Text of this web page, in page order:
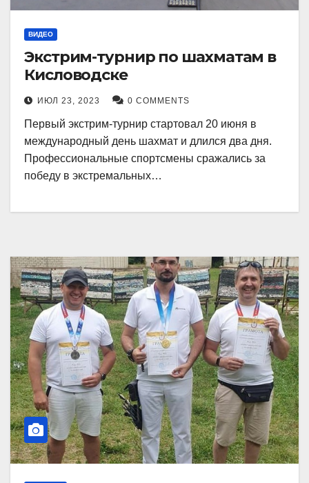
ВИДЕО
Экстрим-турнир по шахматам в
Кисловодске
ИЮЛ 23, 2023 0 COMMENTS
Первый экстрим-турнир стартовал 20 июня в
международный день шахмат и длился два дня.
Профессиональные спортсмены сражались за
победу в экстремальных…